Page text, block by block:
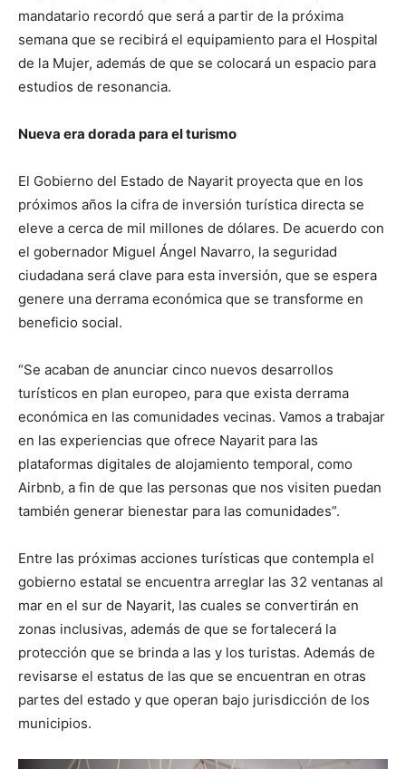
mandatario recordó que será a partir de la próxima
semana que se recibirá el equipamiento para el Hospital
de la Mujer, además de que se colocará un espacio para
estudios de resonancia.
Nueva era dorada para el turismo
El Gobierno del Estado de Nayarit proyecta que en los
próximos años la cifra de inversión turística directa se
eleve a cerca de mil millones de dólares. De acuerdo con
el gobernador Miguel Ángel Navarro, la seguridad
ciudadana será clave para esta inversión, que se espera
genere una derrama económica que se transforme en
beneficio social.
“Se acaban de anunciar cinco nuevos desarrollos
turísticos en plan europeo, para que exista derrama
económica en las comunidades vecinas. Vamos a trabajar
en las experiencias que ofrece Nayarit para las
plataformas digitales de alojamiento temporal, como
Airbnb, a fin de que las personas que nos visiten puedan
también generar bienestar para las comunidades”.
Entre las próximas acciones turísticas que contempla el
gobierno estatal se encuentra arreglar las 32 ventanas al
mar en el sur de Nayarit, las cuales se convertirán en
zonas inclusivas, además de que se fortalecerá la
protección que se brinda a las y los turistas. Además de
revisarse el estatus de las que se encuentran en otras
partes del estado y que operan bajo jurisdicción de los
municipios.